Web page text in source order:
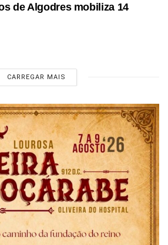
de Algodres mobiliza 14
CARREGAR MAIS